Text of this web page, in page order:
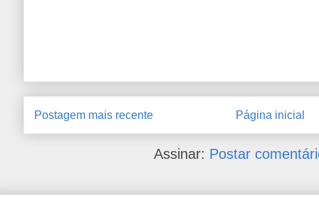
Postagem mais recente Página inicial
Assinar: Postar